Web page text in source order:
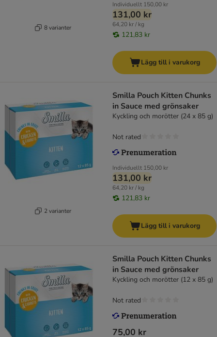
8 varianter
Individuellt 150,00 kr
131,00 kr
64,20 kr / kg
121,83 kr
Lägg till i varukorg
2 varianter
Smilla Pouch Kitten Chunks
in Sauce med grönsaker
Kyckling och morötter (24 x 85 g)
Individuellt 150,00 kr
131,00 kr
64,20 kr / kg
121,83 kr
Not rated
Lägg till i varukorg
Smilla Pouch Kitten Chunks
in Sauce med grönsaker
Kyckling och morötter (12 x 85 g)
75,00 kr
Not rated